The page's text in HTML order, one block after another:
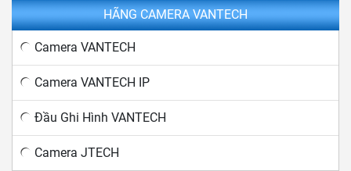
HÃNG CAMERA VANTECH
Camera VANTECH
Camera VANTECH IP
Đầu Ghi Hình VANTECH
Camera JTECH